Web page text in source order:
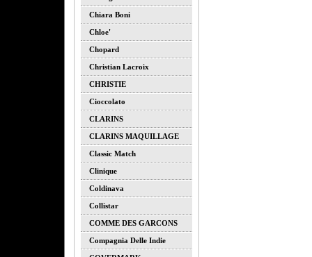
Chiara Boni
Chloe'
Chopard
Christian Lacroix
CHRISTIE
Cioccolato
CLARINS
CLARINS MAQUILLAGE
Classic Match
Clinique
Coldinava
Collistar
COMME DES GARCONS
Compagnia Delle Indie